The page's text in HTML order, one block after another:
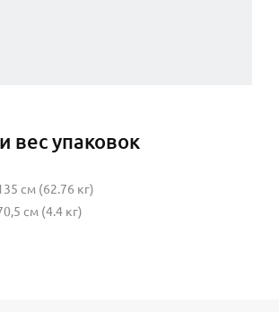
вес упаковок
см (62.76 кг)
см (4.4 кг)